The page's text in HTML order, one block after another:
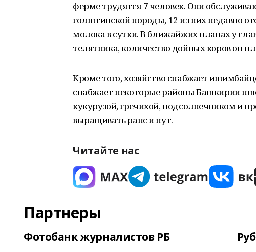
ферме трудятся 7 человек. Они
голштинской породы, 12 из них недавно
молока в сутки. В ближайжих планах у
телятника, количество дойных коров он
Кроме того, хозяйство снабжает
снабжает некоторые районы Башкирии
кукурузой, гречихой, подсолнечником и
выращивать рапс и нут.
Читайте нас
Партнеры
Фотобанк журналистов РБ